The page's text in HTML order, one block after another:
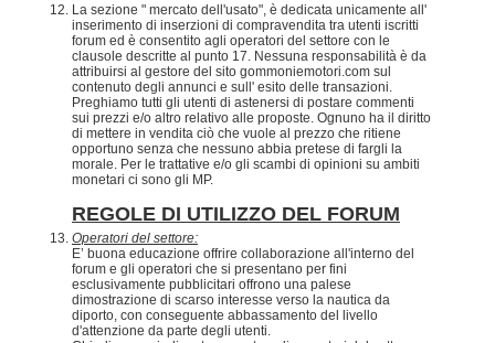
La sezione " mercato dell'usato", è dedicata unicamente all'
inserimento di inserzioni di compravendita tra utenti iscritti
forum ed è consentito agli operatori del settore con le
clausole descritte al punto 17. Nessuna responsabilità è da
attribuirsi al gestore del sito gommoniemotori.com sul
contenuto degli annunci e sull' esito delle transazioni.
Preghiamo tutti gli utenti di astenersi di postare commenti
sui prezzi e/o altro relativo alle proposte. Ognuno ha il diritto
di mettere in vendita ciò che vuole al prezzo che ritiene
opportuno senza che nessuno abbia pretese di fargli la
morale. Per le trattative e/o gli scambi di opinioni su ambiti
monetari ci sono gli MP.
REGOLE DI UTILIZZO DEL FORUM
Operatori del settore:
E’ buona educazione offrire collaborazione all'interno del
forum e gli operatori che si presentano per fini
esclusivamente pubblicitari offrono una palese
dimostrazione di scarso interesse verso la nautica da
diporto, con conseguente abbassamento del livello
d'attenzione da parte degli utenti.